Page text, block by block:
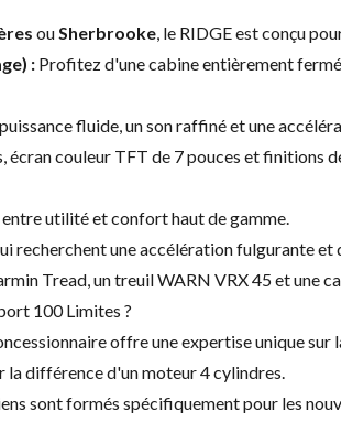
ouSherbrooke, le RIDGE est conçu
: Profitez d'une cabine entièrement
fluide, un son raffiné et une
écran couleur TFT de 7 pouces et finitions
utilité et confort haut de gamme.
recherchent une accélération fulgurante
Tread, un treuil WARN VRX 45 et une
100 Limites ?
offre une expertise unique
la différence d'un moteur 4 cylindres.
sont formés spécifiquement pour les